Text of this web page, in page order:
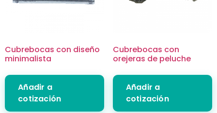
Cubrebocas con diseño
minimalista
Añadir a
cotización
Cubrebocas con
orejeras de peluche
Añadir a
cotización